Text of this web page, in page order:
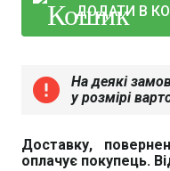
ДОДАТИ В
error
На деякі
у розмірі
Доставку,
оплачує покупець.